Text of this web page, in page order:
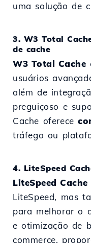
uma solução de
3. W3 Total
de cache
W3 Total Cache
usuários
além de
preguiçoso e
Cache oferece
tráfego ou
4. LiteSpeed
LiteSpeed Cache
LiteSpeed, mas
para melhorar o
e otimização de
commerce,